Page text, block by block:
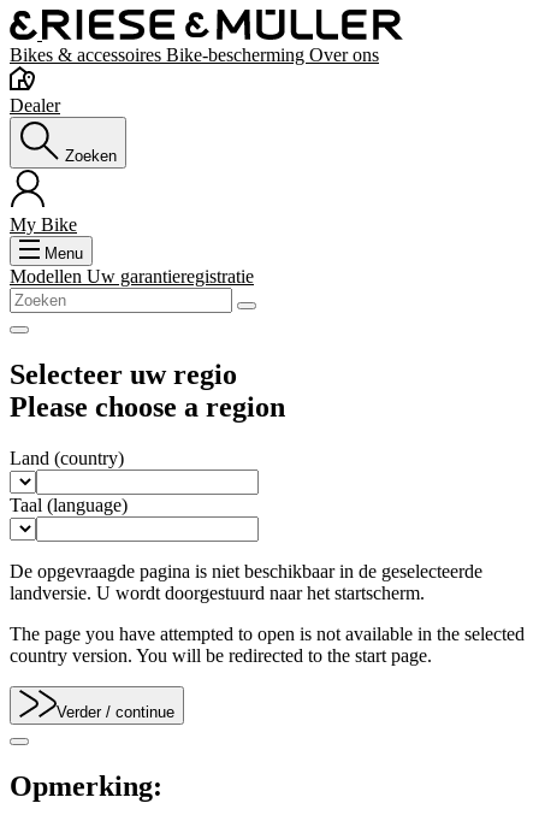
Bikes & accessoires Bike-bescherming Over ons
Dealer
Zoeken
My Bike
Menu
Modellen Uw garantieregistratie
Selecteer uw regio
Please choose a region
Land (country)
Taal (language)
De opgevraagde pagina is niet beschikbaar in de geselecteerde
landversie. U wordt doorgestuurd naar het startscherm.
The page you have attempted to open is not available in the selected
country version. You will be redirected to the start page.
Verder / continue
Opmerking: